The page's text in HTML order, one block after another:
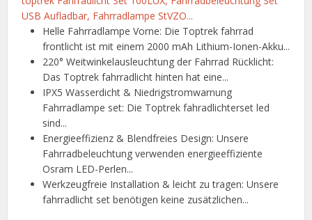
USB Aufladbar, Fahrradlampe StVZO...
Helle Fahrradlampe Vorne: Die Toptrek fahrrad
frontlicht ist mit einem 2000 mAh Lithium-Ionen-Akku...
220° Weitwinkelausleuchtung der Fahrrad Rücklicht:
Das Toptrek fahrradlicht hinten hat eine...
IPX5 Wasserdicht & Niedrigstromwarnung
Fahrradlampe set: Die Toptrek fahradlichterset led
sind...
Energieeffizienz & Blendfreies Design: Unsere
Fahrradbeleuchtung verwenden energieeffiziente
Osram LED-Perlen...
Werkzeugfreie Installation & leicht zu tragen: Unsere
fahrradlicht set benötigen keine zusätzlichen...